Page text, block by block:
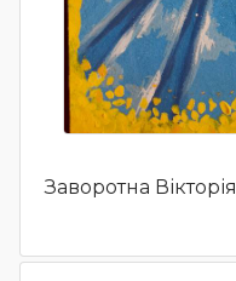
Заворотна Вікторія